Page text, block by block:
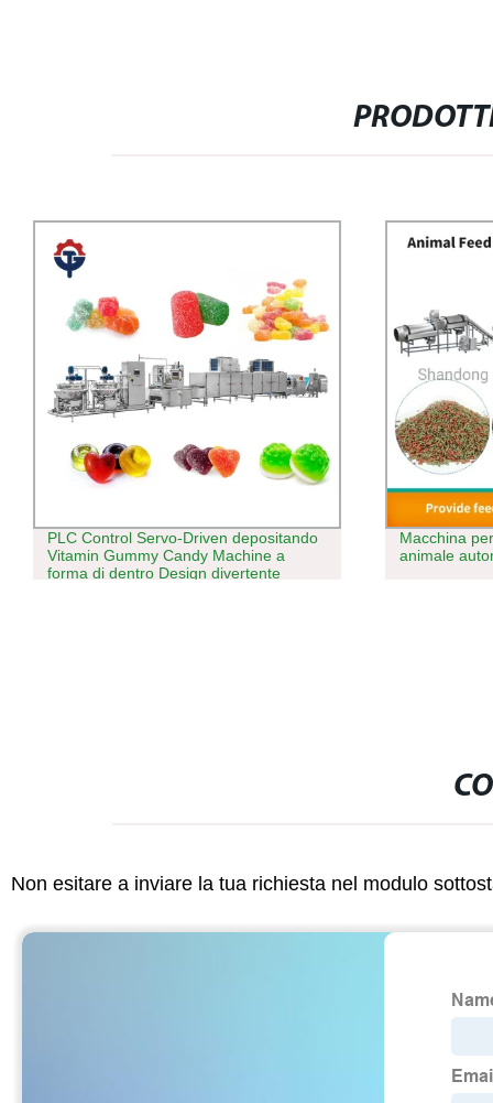
Macchina per lo stampaggio alimentare
animale automatica commerciale
legno PVC
Non esitare a inviare la tua richiesta nel modulo